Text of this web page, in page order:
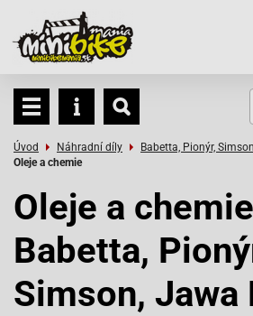
Úvod Náhradní díly
Babetta, Pionýr,
Oleje a chemie
Oleje a
Babetta,
Simson, Jawa